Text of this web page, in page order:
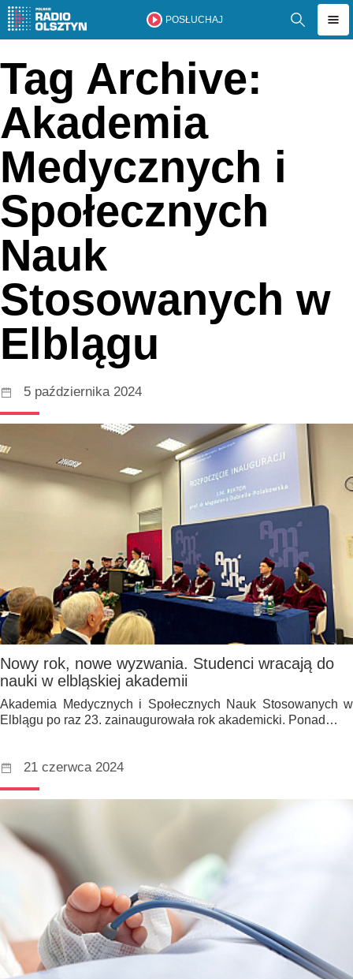
POSŁUCHAJ
Tag Archive:
Akademia
Medycznych i
Społecznych
Nauk
Stosowanych w
Elblągu
5 października 2024
Nowy rok, nowe wyzwania. Studenci wracają do
nauki w elbląskiej akademii
Akademia Medycznych i Społecznych Nauk Stosowanych w
Elblągu po raz 23. zainaugurowała rok akademicki. Ponad…
21 czerwca 2024